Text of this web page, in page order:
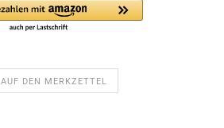
AUF DEN MERKZETTEL